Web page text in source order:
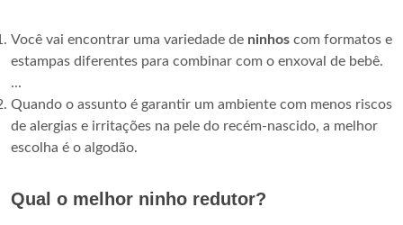
Você vai encontrar uma variedade de ninhos com formatos e
estampas diferentes para combinar com o enxoval de bebê.
...
Quando o assunto é garantir um ambiente com menos riscos
de alergias e irritações na pele do recém-nascido, a melhor
escolha é o algodão.
Qual o melhor ninho redutor?